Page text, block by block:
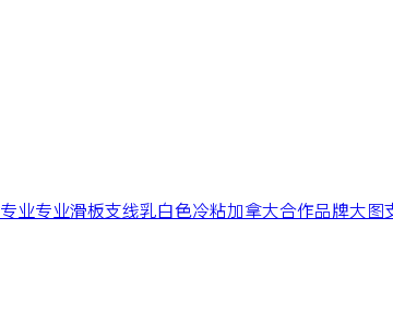
专业专业滑板支线乳白色冷粘加拿大合作品牌大图